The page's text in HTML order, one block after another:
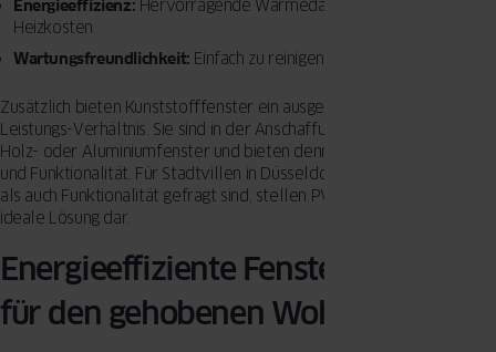
Energieeffizienz: Hervorragende Wärmedämmung reduziert
Heizkosten.
Wartungsfreundlichkeit: Einfach zu reinigen und pflegeleicht.
Zusätzlich bieten Kunststofffenster ein ausgezeichnetes Preis-
Leistungs-Verhältnis. Sie sind in der Anschaffung oft günstiger als
Holz- oder Aluminiumfenster und bieten dennoch eine hohe Qualität
und Funktionalität. Für Stadtvillen in Düsseldorf, wo sowohl Ästhetik
als auch Funktionalität gefragt sind, stellen PVC-Fenster somit eine
ideale Lösung dar.
Energieeffiziente Fensterlösungen
für den gehobenen Wohnbau